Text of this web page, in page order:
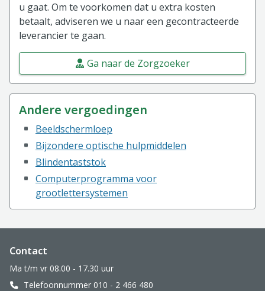
u gaat. Om te voorkomen dat u extra kosten
betaalt, adviseren we u naar een gecontracteerde
leverancier te gaan.
Ga naar de Zorgzoeker
Andere vergoedingen
Beeldschermloep
Bijzondere optische hulpmiddelen
Blindentaststok
Computerprogramma voor
grootlettersystemen
Website footer
Contact
Ma t/m vr 08.00 - 17.30 uur
Telefoonnummer 010 - 2 466 480